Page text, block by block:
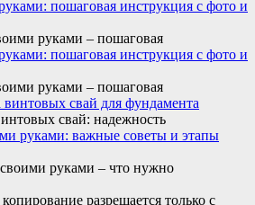
пошаговая инструкция с фото и
руками – пошаговая
пошаговая инструкция с фото и
руками – пошаговая
свай для фундамента
свай: надежность
руками: важные советы и этапы
руками – что нужно
разрешается только с